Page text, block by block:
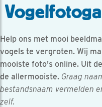
Help ons met mooi
vogels te vergroten. Wij
mooiste foto's online. Uit
de allermooiste. Graag
bestandsnaam vermelden
zelf.